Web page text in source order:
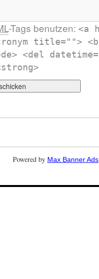
-Tags benutzen: <a
title="">
<del
Powered by Max Banner Ads